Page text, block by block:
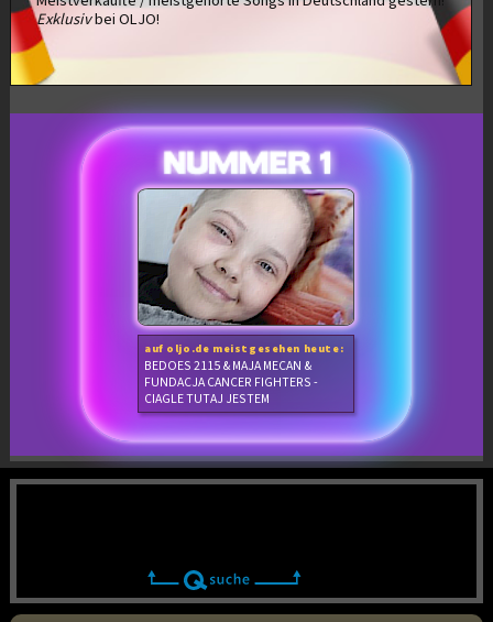
Exklusivbei OLJO!
auf oljo.de meistgesehen heute:
BEDOES 2115 & MAJA MECAN &
FUNDACJA CANCER FIGHTERS -
CIAGLE TUTAJ JESTEM